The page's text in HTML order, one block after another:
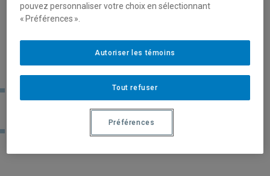
Valeur
La bourse couvre les frais de scolarité majorés facturés
Annuellement, le gouvernement du Québec accorde à
pouvez personnaliser votre choix en sélectionnant
« Préférences ».
Tout refuser
Autoriser les témoins
Préférences